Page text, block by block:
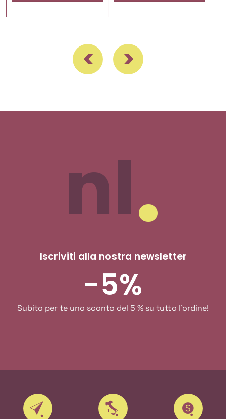
nl
Iscriviti alla nostra newsletter
-5%
Subito per te uno sconto del 5 % su tutto l'ordine!